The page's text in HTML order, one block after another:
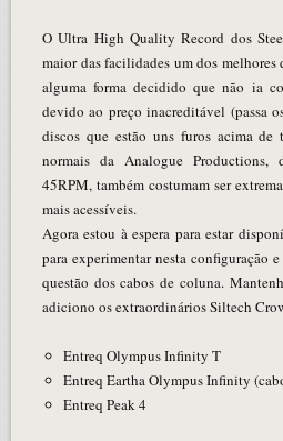
O Ultra High Quality Record dos
maior das facilidades um dos
alguma forma decidido que não ia
devido ao preço inacreditável (passa
discos que estão uns furos acima de
normais da Analogue Productions,
45RPM, também costumam ser
mais acessíveis.
Agora estou à espera para estar
para experimentar nesta configuração
questão dos cabos de coluna.
adiciono os extraordinários Siltech
Entreq Olympus Infinity T
Entreq Eartha Olympus Infinity
Entreq Peak 4